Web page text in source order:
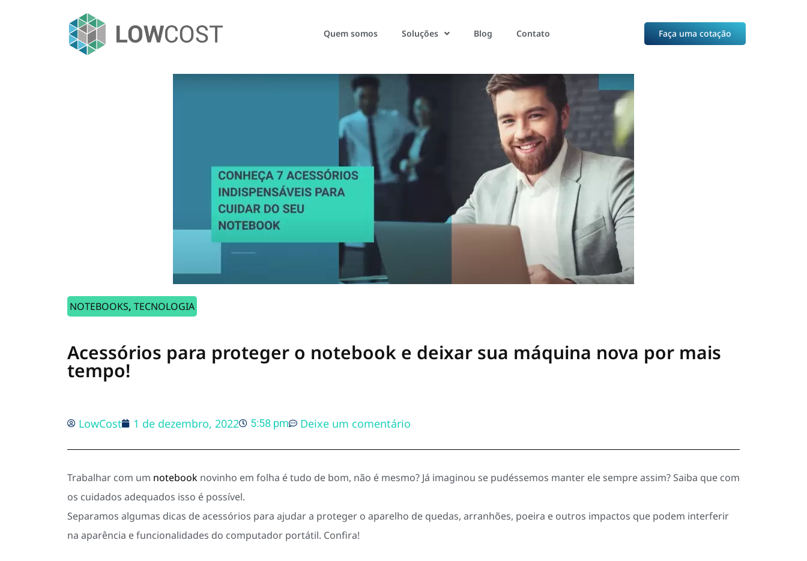
Quem somos Soluções Blog Contato Faça uma cotação
NOTEBOOKS, TECNOLOGIA
Acessórios para proteger o notebook e deixar sua máquina nova por mais
tempo!
LowCost 1 de dezembro, 2022 5:58 pm Deixe um comentário
Trabalhar com um notebook novinho em folha é tudo de bom, não é mesmo? Já imaginou se pudéssemos manter ele sempre assim? Saiba que com
os cuidados adequados isso é possível.
Separamos algumas dicas de acessórios para ajudar a proteger o aparelho de quedas, arranhões, poeira e outros impactos que podem interferir
na aparência e funcionalidades do computador portátil. Confira!